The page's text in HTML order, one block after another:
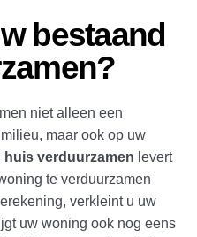
bestaand
niet alleen een
maar ook op uw
huis verduurzamen levert
te verduurzamen
verkleint u uw
uw woning ook nog eens